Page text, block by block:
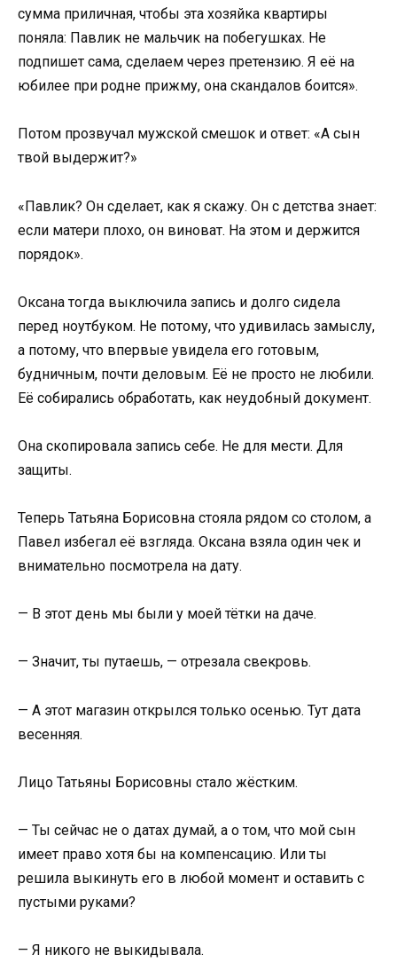
сумма приличная, чтобы эта хозяйка квартиры
поняла: Павлик не мальчик на побегушках. Не
подпишет сама, сделаем через претензию. Я её на
юбилее при родне прижму, она скандалов боится».
Потом прозвучал мужской смешок и ответ: «А сын
твой выдержит?»
«Павлик? Он сделает, как я скажу. Он с детства знает:
если матери плохо, он виноват. На этом и держится
порядок».
Оксана тогда выключила запись и долго сидела
перед ноутбуком. Не потому, что удивилась замыслу,
а потому, что впервые увидела его готовым,
будничным, почти деловым. Её не просто не любили.
Её собирались обработать, как неудобный документ.
Она скопировала запись себе. Не для мести. Для
защиты.
Теперь Татьяна Борисовна стояла рядом со столом, а
Павел избегал её взгляда. Оксана взяла один чек и
внимательно посмотрела на дату.
— В этот день мы были у моей тётки на даче.
— Значит, ты путаешь, — отрезала свекровь.
— А этот магазин открылся только осенью. Тут дата
весенняя.
Лицо Татьяны Борисовны стало жёстким.
— Ты сейчас не о датах думай, а о том, что мой сын
имеет право хотя бы на компенсацию. Или ты
решила выкинуть его в любой момент и оставить с
пустыми руками?
— Я никого не выкидывала.